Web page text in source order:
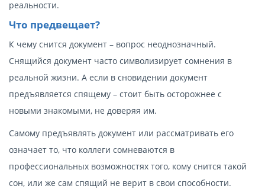
реальности.
Что предвещает?
К чему снится документ – вопрос неоднозначный.
Снящийся документ часто символизирует сомнения в
реальной жизни. А если в сновидении документ
предъявляется спящему – стоит быть осторожнее с
новыми знакомыми, не доверяя им.
Самому предъявлять документ или рассматривать его
означает то, что коллеги сомневаются в
профессиональных возможностях того, кому снится такой
сон, или же сам спящий не верит в свои способности.